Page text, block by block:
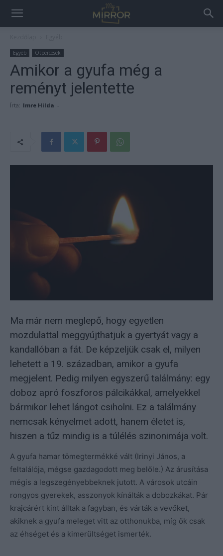
Egyéb Ötpercesek
Amikor a gyufa még a
reményt jelentette
Írta: Imre Hilda -
Ma már nem meglepő, hogy egyetlen
mozdulattal meggyújthatjuk a gyertyát vagy a
kandallóban a fát. De képzeljük csak el, milyen
lehetett a 19. században, amikor a gyufa
megjelent. Pedig milyen egyszerű találmány: egy
doboz apró foszforos pálcikákkal, amelyekkel
bármikor lehet lángot csiholni. Ez a találmány
nemcsak kényelmet adott, hanem életet is,
hiszen a tűz mindig is a túlélés szinonimája volt.
A gyufa hamar tömegtermékké vált (Irinyi János, a
feltalálója, mégse gazdagodott meg belőle.) Az árusítása
mégis a legszegényebbeknek jutott. A városok utcáin
rongyos gyerekek, asszonyok kínálták a dobozkákat. Pár
krajcárért kint álltak a fagyban, és várták a vevőket,
akiknek a gyufa meleget vitt az otthonukba, míg ők csak
az éhséget és a kimerültséget ismerték.